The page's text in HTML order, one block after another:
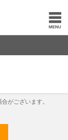
がございます。